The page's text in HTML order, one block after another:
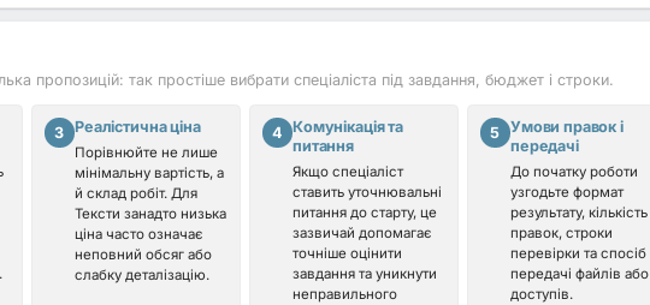
пропозицій: так простіше вибрати спеціаліста під завдання, бюджет і строки.
3 Реалістична ціна
Порівнюйте не лише
мінімальну вартість, а
й склад робіт. Для
Тексти занадто низька
ціна часто означає
неповний обсяг або
слабку деталізацію.
4
Комунікація та
питання
Якщо спеціаліст
ставить уточнювальні
питання до старту, це
зазвичай допомагає
точніше оцінити
завдання та уникнути
неправильного
5 Умови правок і
передачі
До початку роботи
узгодьте формат
результату, кількість
правок, строки
перевірки та спосіб
передачі файлів або
доступів.